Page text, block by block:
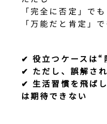
「完全に否定」でも
「万能だと肯定」
✔ 役立つケースは“
✔ ただし、誤解さ
✔ 生活習慣を飛ば
は期待できない